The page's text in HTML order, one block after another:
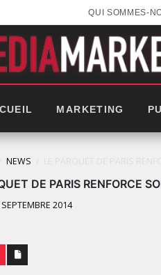
QUI SOMMES-
MARKETING
NEWS
DE PARIS RENFORCE
SEPTEMBRE 2014